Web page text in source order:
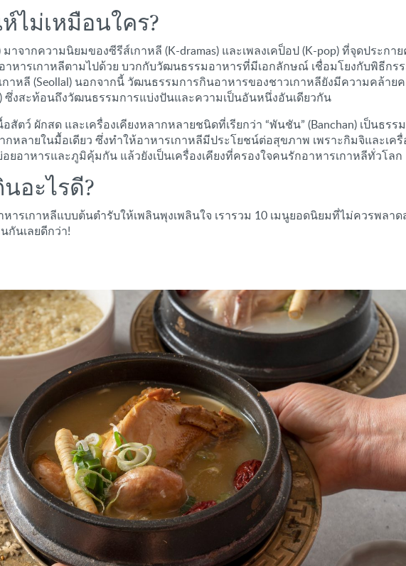
ไม่เหมือนใคร?
าจากความนิยมของซีรีส์เกาหลี (K-dramas) และเพลงเคป็อป (K-pop) ที่จุดประก
หารเกาหลีตามไปด้วย บวกกับวัฒนธรรมอาหารที่มีเอกลักษณ์ เชื่อมโยงกับพิธีกร
าหลี (Seollal) นอกจากนี้ วัฒนธรรมการกินอาหารของชาวเกาหลียังมีความคล้า
ซึ่งสะท้อนถึงวัฒนธรรมการแบ่งปันและความเป็นอันหนึ่งอันเดียวกัน
ว์ ผักสด และเครื่องเคียงหลากหลายชนิดที่เรียกว่า “พันชัน” (Banchan) เป็นธรร
หลายในมื้อเดียว ซึ่งทำให้อาหารเกาหลีมีประโยชน์ต่อสุขภาพ เพราะกิมจิและเค
ยอาหารและภูมิคุ้มกัน แล้วยังเป็นเครื่องเคียงที่ครองใจคนรักอาหารเกาหลีทั่วโลก
อะไรดี?
ารเกาหลีแบบต้นตำรับให้เพลินพุงเพลินใจ เรารวม 10 เมนูยอดนิยมที่ไม่ควรพลา
กันเลยดีกว่า!